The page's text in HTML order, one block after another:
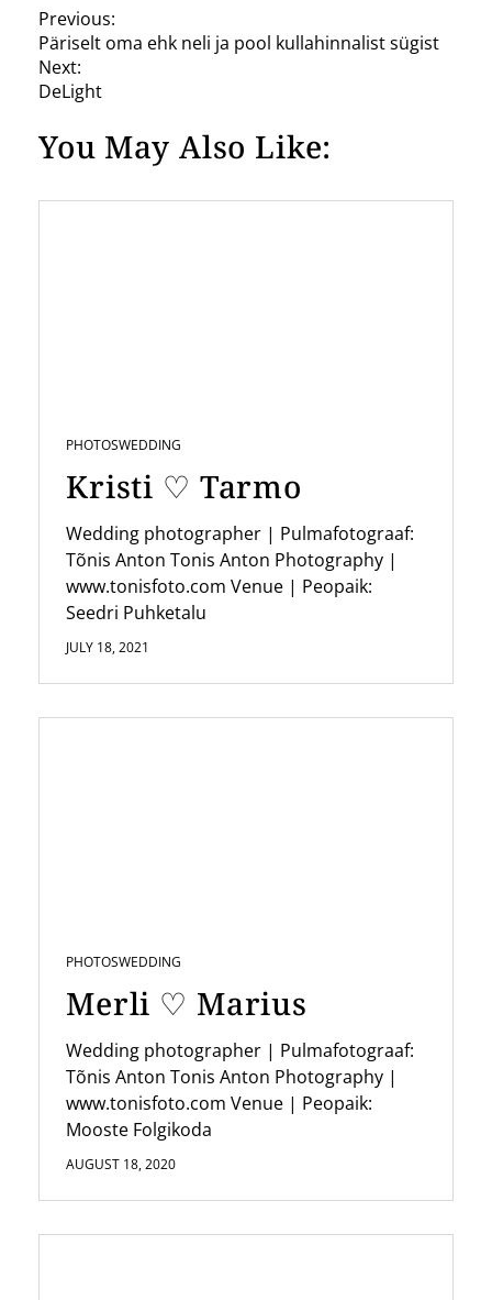
P
o
s
t
n
a
Previous:
Päriselt oma ehk neli ja pool kullahinnalist sügist
Next:
DeLight
You May Also Like:
PHOTOSWEDDING
Kristi ♡ Tarmo
Wedding photographer | Pulmafotograaf:
Tõnis Anton Tonis Anton Photography |
www.tonisfoto.com Venue | Peopaik:
Seedri Puhketalu
JULY 18, 2021
PHOTOSWEDDING
Merli ♡ Marius
Wedding photographer | Pulmafotograaf:
Tõnis Anton Tonis Anton Photography |
www.tonisfoto.com Venue | Peopaik:
Mooste Folgikoda
AUGUST 18, 2020